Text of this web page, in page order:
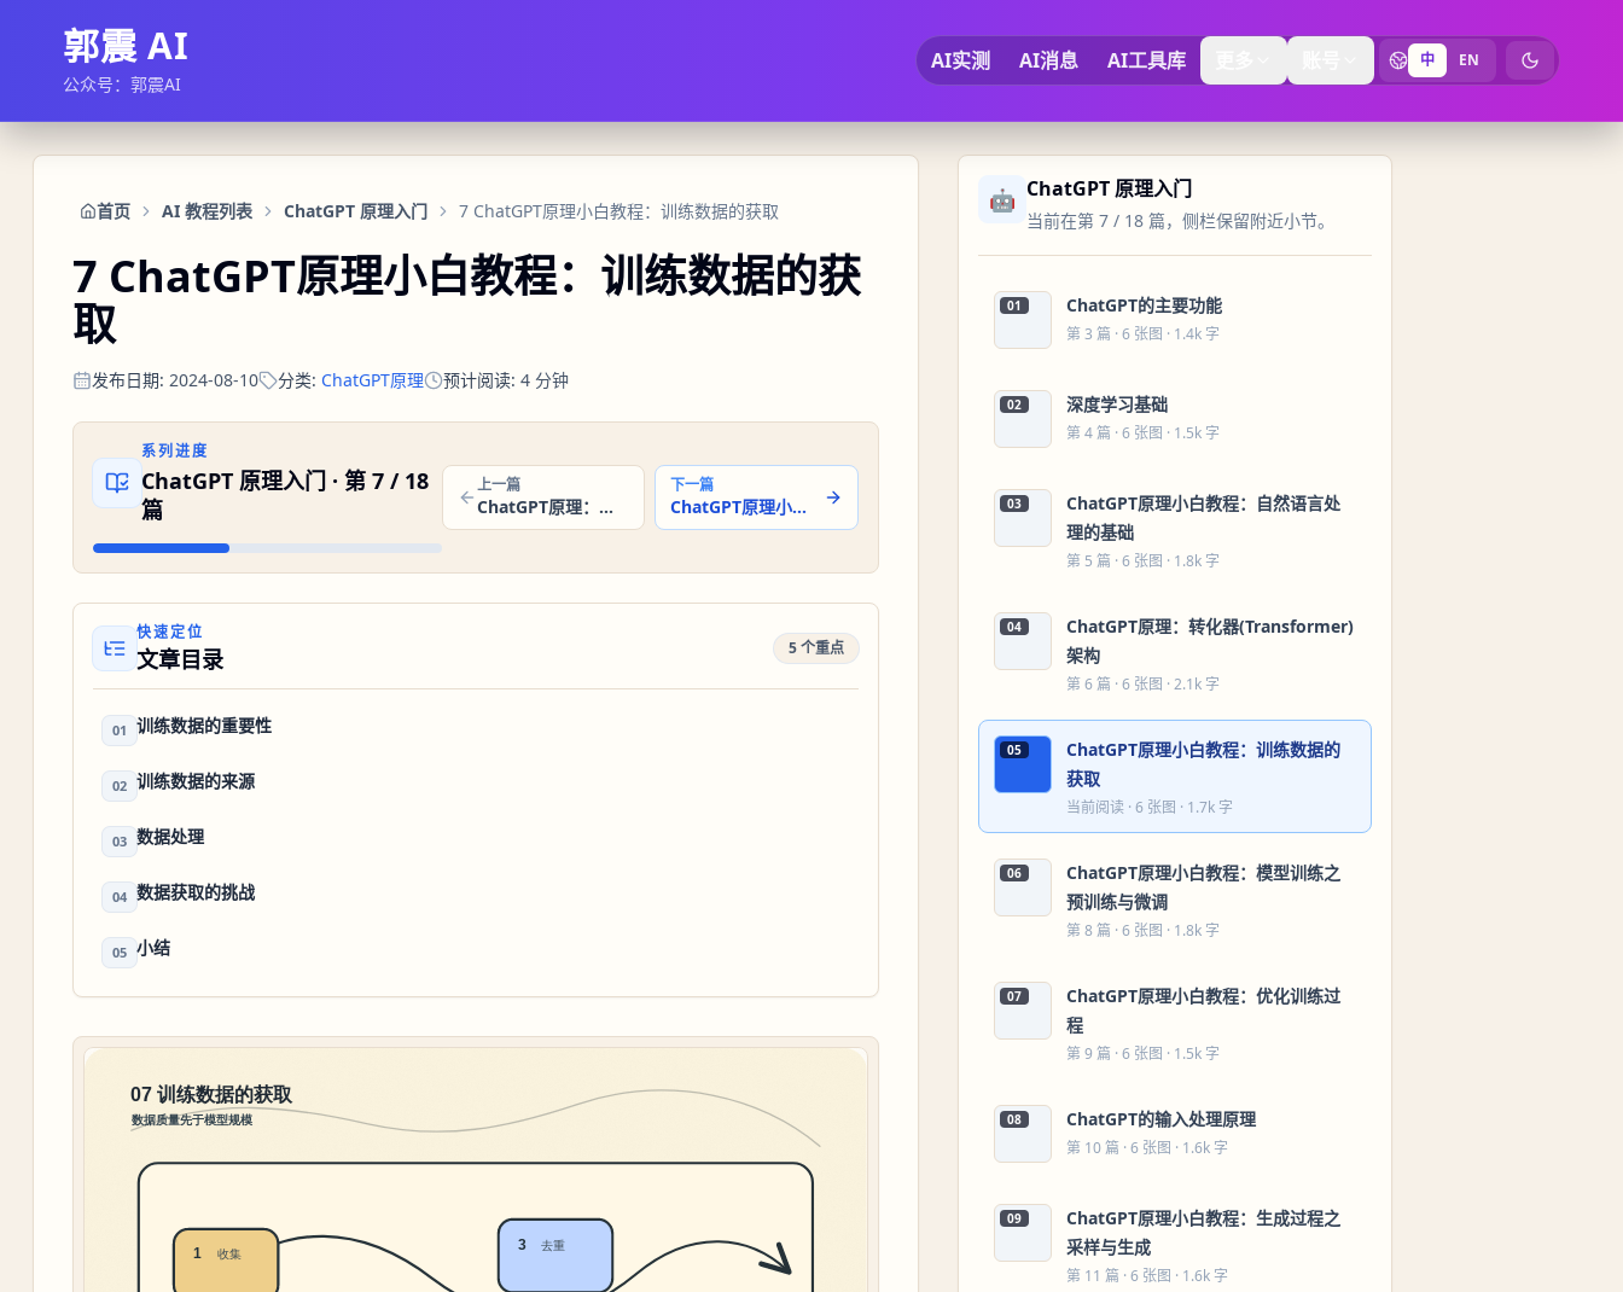
郭震 AI
公众号：郭震AI
AI实测 AI消息 AI工具库 中 EN 切换为暗黑
首页 AI 教程列表 ChatGPT 原理入门 7 ChatGPT原理小白教程：训练数据的获取
7 ChatGPT原理小白教程：训练数据的获
取
发布日期: 2024-08-10 分类: ChatGPT原理 预计阅读: 4 分钟
系列进度
ChatGPT 原理入门 · 第 7/ 18
篇
上一篇
ChatGPT原理：转化器(Transformer)架构
下一篇
ChatGPT原理小白教程：模型训练之预训练与微调
快速定位
文章目录 5 个重点
01 训练数据的重要性
02 训练数据的来源
03 数据处理
04 数据获取的挑战
05 小结
🤖 ChatGPT 原理入门
当前在第 7 / 18 篇，侧栏保留附近小节。
01 ChatGPT的主要功能
第 3 篇 · 6 张图 · 1.4k 字
02 深度学习基础
第 4 篇 · 6 张图 · 1.5k 字
03
ChatGPT原理小白教程：自然语言处
理的基础
第 5 篇 · 6 张图 · 1.8k 字
04
ChatGPT原理：转化器(Transformer)
架构
第 6 篇 · 6 张图 · 2.1k 字
05
ChatGPT原理小白教程：训练数据的
获取
当前阅读 · 6 张图 · 1.7k 字
06
ChatGPT原理小白教程：模型训练之
预训练与微调
第 8 篇 · 6 张图 · 1.8k 字
07
ChatGPT原理小白教程：优化训练过
程
第 9 篇 · 6 张图 · 1.5k 字
08 ChatGPT的输入处理原理
第 10 篇 · 6 张图 · 1.6k 字
09
ChatGPT原理小白教程：生成过程之
采样与生成
第 11 篇 · 6 张图 · 1.6k 字